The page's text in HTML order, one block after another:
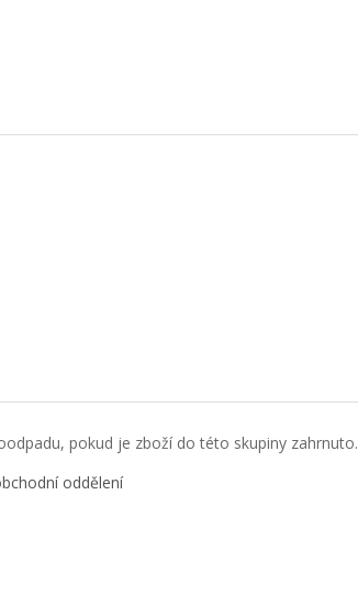
pokud je zboží do této skupiny zahrnuto.